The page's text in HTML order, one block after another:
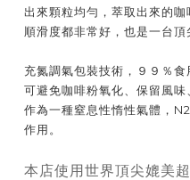
出來顆粒均勻，萃取出來的
順滑度都非常好，也是一台頂
充氮調氣包裝技術，９９％食
可避免咖啡粉氧化、保留風味
作為一種窒息性惰性氣體，
作用。
本店使用世界頂尖媲美